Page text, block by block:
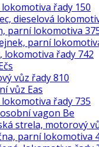
řady 150
dieselová
parní lokomotiva
parní
lokomotiva řady 742
vůz řady 810
vůz Eas
řady 735
vagon Be
strela, motorový
parní lokomotiva